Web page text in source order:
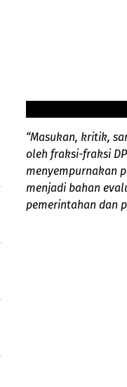
“Masukan, kritik,
oleh fraksi-fraksi
menyempurnakan
menjadi bahan
pemerintahan dan